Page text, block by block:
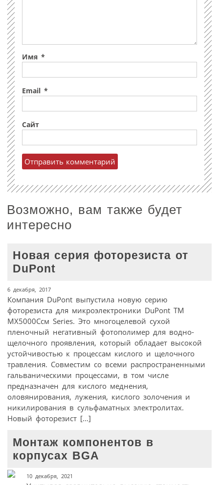
Имя *
Email *
Сайт
Возможно, вам также будет
интересно
Новая серия фоторезиста от
DuPont
6 декабря, 2017
Компания DuPont выпустила новую серию
фоторезиста для микроэлектроники DuPont TM
MX5000Cсм Series. Это многоцелевой сухой
пленочный негативный фотополимер для водно-
щелочного проявления, который обладает высокой
устойчивостью к процессам кислого и щелочного
травления. Совместим со всеми распространенными
гальваническими процессами, в том числе
предназначен для кислого меднения,
оловянирования, лужения, кислого золочения и
никилирования в сульфаматных электролитах.
Новый фоторезист […]
Монтаж компонентов в
корпусах BGA
10 декабря, 2021